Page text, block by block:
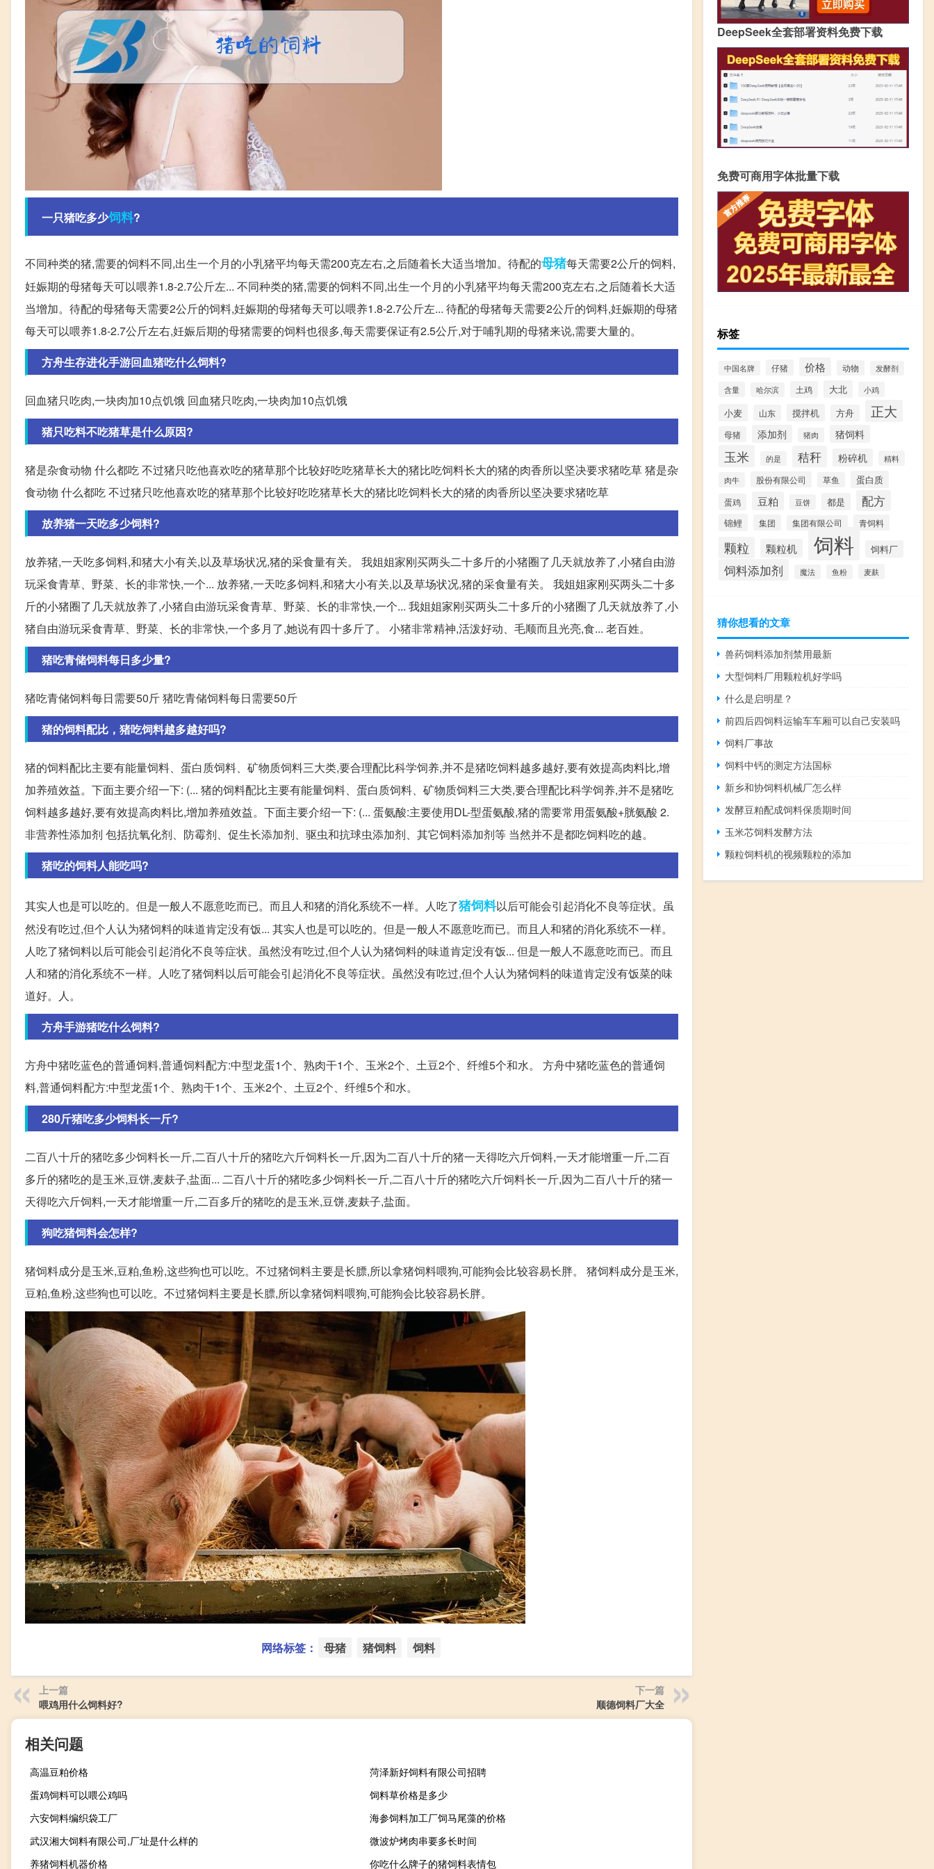
一只猪吃多少饲料?
不同种类的猪,需要的饲料不同,出生一个月的小乳猪平均每天需200克左右,之后随着长大适当增加。待配的母猪每天需要2公斤的饲料,
妊娠期的母猪每天可以喂养1.8-2.7公斤左... 不同种类的猪,需要的饲料不同,出生一个月的小乳猪平均每天需200克左右,之后随着长大适
当增加。待配的母猪每天需要2公斤的饲料,妊娠期的母猪每天可以喂养1.8-2.7公斤左... 待配的母猪每天需要2公斤的饲料,妊娠期的母猪
每天可以喂养1.8-2.7公斤左右,妊娠后期的母猪需要的饲料也很多,每天需要保证有2.5公斤,对于哺乳期的母猪来说,需要大量的。
方舟生存进化手游回血猪吃什么饲料?
回血猪只吃肉,一块肉加10点饥饿 回血猪只吃肉,一块肉加10点饥饿
猪只吃料不吃猪草是什么原因?
猪是杂食动物 什么都吃 不过猪只吃他喜欢吃的猪草那个比较好吃吃猪草长大的猪比吃饲料长大的猪的肉香所以坚决要求猪吃草 猪是杂
食动物 什么都吃 不过猪只吃他喜欢吃的猪草那个比较好吃吃猪草长大的猪比吃饲料长大的猪的肉香所以坚决要求猪吃草
放养猪一天吃多少饲料?
放养猪,一天吃多饲料,和猪大小有关,以及草场状况,猪的采食量有关。 我姐姐家刚买两头二十多斤的小猪圈了几天就放养了,小猪自由游
玩采食青草、野菜、长的非常快,一个... 放养猪,一天吃多饲料,和猪大小有关,以及草场状况,猪的采食量有关。 我姐姐家刚买两头二十多
斤的小猪圈了几天就放养了,小猪自由游玩采食青草、野菜、长的非常快,一个... 我姐姐家刚买两头二十多斤的小猪圈了几天就放养了,小
猪自由游玩采食青草、野菜、长的非常快,一个多月了,她说有四十多斤了。 小猪非常精神,活泼好动、毛顺而且光亮,食... 老百姓。
猪吃青储饲料每日多少量?
猪吃青储饲料每日需要50斤 猪吃青储饲料每日需要50斤
猪的饲料配比，猪吃饲料越多越好吗?
猪的饲料配比主要有能量饲料、蛋白质饲料、矿物质饲料三大类,要合理配比科学饲养,并不是猪吃饲料越多越好,要有效提高肉料比,增
加养殖效益。下面主要介绍一下: (... 猪的饲料配比主要有能量饲料、蛋白质饲料、矿物质饲料三大类,要合理配比科学饲养,并不是猪吃
饲料越多越好,要有效提高肉料比,增加养殖效益。下面主要介绍一下: (... 蛋氨酸:主要使用DL-型蛋氨酸,猪的需要常用蛋氨酸+胱氨酸 2.
非营养性添加剂 包括抗氧化剂、防霉剂、促生长添加剂、驱虫和抗球虫添加剂、其它饲料添加剂等 当然并不是都吃饲料吃的越。
猪吃的饲料人能吃吗?
其实人也是可以吃的。但是一般人不愿意吃而已。而且人和猪的消化系统不一样。人吃了猪饲料以后可能会引起消化不良等症状。虽
然没有吃过,但个人认为猪饲料的味道肯定没有饭... 其实人也是可以吃的。但是一般人不愿意吃而已。而且人和猪的消化系统不一样。
人吃了猪饲料以后可能会引起消化不良等症状。虽然没有吃过,但个人认为猪饲料的味道肯定没有饭... 但是一般人不愿意吃而已。而且
人和猪的消化系统不一样。人吃了猪饲料以后可能会引起消化不良等症状。虽然没有吃过,但个人认为猪饲料的味道肯定没有饭菜的味
道好。人。
方舟手游猪吃什么饲料?
方舟中猪吃蓝色的普通饲料,普通饲料配方:中型龙蛋1个、熟肉干1个、玉米2个、土豆2个、纤维5个和水。 方舟中猪吃蓝色的普通饲
料,普通饲料配方:中型龙蛋1个、熟肉干1个、玉米2个、土豆2个、纤维5个和水。
280斤猪吃多少饲料长一斤?
二百八十斤的猪吃多少饲料长一斤,二百八十斤的猪吃六斤饲料长一斤,因为二百八十斤的猪一天得吃六斤饲料,一天才能增重一斤,二百
多斤的猪吃的是玉米,豆饼,麦麸子,盐面... 二百八十斤的猪吃多少饲料长一斤,二百八十斤的猪吃六斤饲料长一斤,因为二百八十斤的猪一
天得吃六斤饲料,一天才能增重一斤,二百多斤的猪吃的是玉米,豆饼,麦麸子,盐面。
狗吃猪饲料会怎样?
猪饲料成分是玉米,豆粕,鱼粉,这些狗也可以吃。不过猪饲料主要是长膘,所以拿猪饲料喂狗,可能狗会比较容易长胖。 猪饲料成分是玉米,
豆粕,鱼粉,这些狗也可以吃。不过猪饲料主要是长膘,所以拿猪饲料喂狗,可能狗会比较容易长胖。
网络标签： 母猪 猪饲料 饲料
上一篇
喂鸡用什么饲料好?
下一篇
顺德饲料厂大全
相关问题
高温豆粕价格
菏泽新好饲料有限公司招聘
蛋鸡饲料可以喂公鸡吗
饲料草价格是多少
六安饲料编织袋工厂
海参饲料加工厂饲马尾藻的价格
武汉湘大饲料有限公司,厂址是什么样的
微波炉烤肉串要多长时间
养猪饲料机器价格
你吃什么牌子的猪饲料表情包
DeepSeek全套部署资料免费下载
免费可商用字体批量下载
标签
中国名牌 仔猪 价格 动物 发酵剂
含量 哈尔滨 土鸡 大北 小鸡
小麦 山东 搅拌机 方舟 正大
母猪 添加剂 猪肉 猪饲料
玉米 的是 秸秆 粉碎机
精料
肉牛
股份有限公司 草鱼 蛋白质
蛋鸡 豆粕 豆饼 都是 配方
锦鲤 集团 集团有限公司 青饲料
颗粒 颗粒机 饲料 饲料厂
饲料添加剂 魔法 鱼粉 麦麸
猜你想看的文章
兽药饲料添加剂禁用最新
大型饲料厂用颗粒机好学吗
什么是启明星？
前四后四饲料运输车车厢可以自己安装吗
饲料厂事故
饲料中钙的测定方法国标
新乡和协饲料机械厂怎么样
发酵豆粕配成饲料保质期时间
玉米芯饲料发酵方法
颗粒饲料机的视频颗粒的添加